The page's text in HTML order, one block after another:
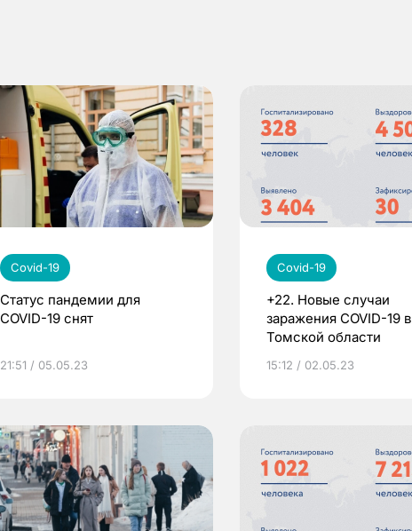
Covid-19
Статус пандемии для
COVID-19 снят
21:51 / 05.05.23
Covid-19
+22. Новые случаи
заражения COVID-19 в
Томской области
15:12 / 02.05.23